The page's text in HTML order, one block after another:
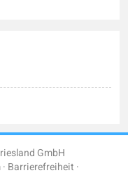
GmbH
Barrierefreiheit